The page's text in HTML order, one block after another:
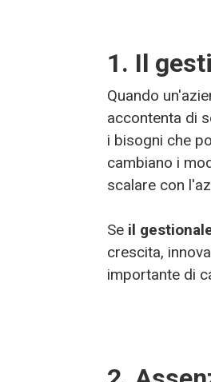
1. Il
Quando
accontenta di
i bisogni che
cambiano i
scalare con
Se il
crescita,
importante di